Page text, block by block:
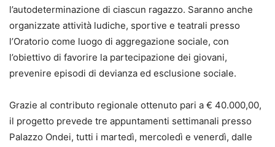
l’autodeterminazione di ciascun ragazzo. Saranno anche
organizzate attività ludiche, sportive e teatrali presso
l’Oratorio come luogo di aggregazione sociale, con
l’obiettivo di favorire la partecipazione dei giovani,
prevenire episodi di devianza ed esclusione sociale.
Grazie al contributo regionale ottenuto pari a € 40.000,00,
il progetto prevede tre appuntamenti settimanali presso
Palazzo Ondei, tutti i martedì, mercoledì e venerdì, dalle